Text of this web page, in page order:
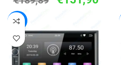
-31%